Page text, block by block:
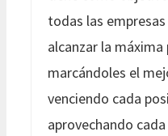
todas las
alcanzar la
marcándoles el
venciendo cada
aprovechando